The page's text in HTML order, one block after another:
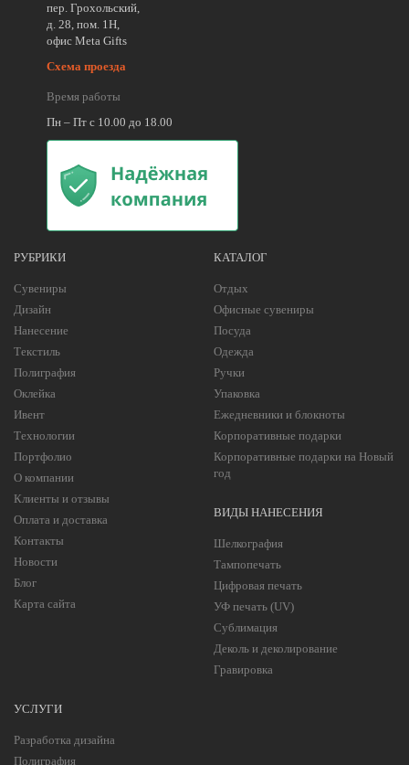
пер. Грохольский,
д. 28, пом. 1Н,
офис Meta Gifts
Схема проезда
Время работы
Пн – Пт с 10.00 до 18.00
РУБРИКИ
Сувениры
Дизайн
Нанесение
Текстиль
Полиграфия
Оклейка
Ивент
Технологии
Портфолио
О компании
Клиенты и отзывы
Оплата и доставка
Контакты
Новости
Блог
Карта сайта
КАТАЛОГ
Отдых
Офисные сувениры
Посуда
Одежда
Ручки
Упаковка
Ежедневники и блокноты
Корпоративные подарки
Корпоративные подарки на Новый
год
ВИДЫ НАНЕСЕНИЯ
Шелкография
Тампопечать
Цифровая печать
УФ печать (UV)
Сублимация
Деколь и деколирование
Гравировка
УСЛУГИ
Разработка дизайна
Полиграфия